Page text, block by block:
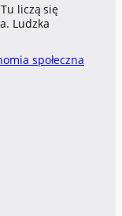
liczą się
Ludzka
społeczna